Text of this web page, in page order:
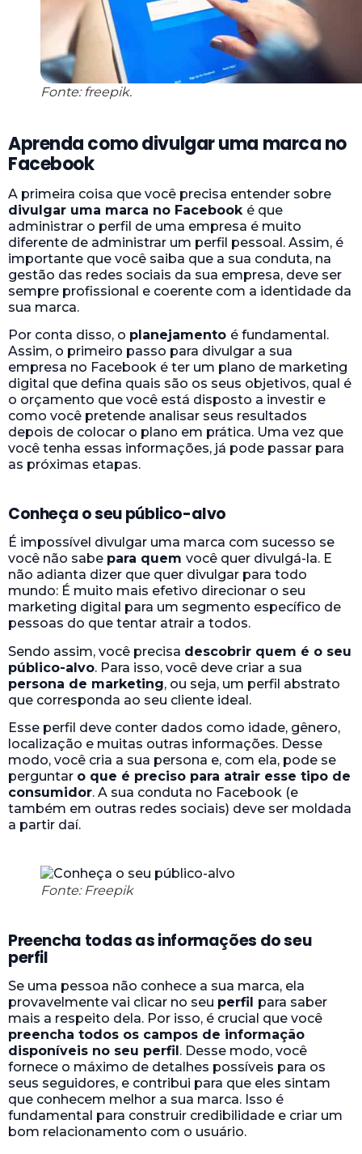
Fonte: freepik.
Aprenda como divulgar uma marca no
Facebook
A primeira coisa que você precisa entender sobre
divulgar uma marca no Facebook é que
administrar o perfil de uma empresa é muito
diferente de administrar um perfil pessoal. Assim, é
importante que você saiba que a sua conduta, na
gestão das redes sociais da sua empresa, deve ser
sempre profissional e coerente com a identidade da
sua marca.
Por conta disso, o planejamento é fundamental.
Assim, o primeiro passo para divulgar a sua
empresa no Facebook é ter um plano de marketing
digital que defina quais são os seus objetivos, qual é
o orçamento que você está disposto a investir e
como você pretende analisar seus resultados
depois de colocar o plano em prática. Uma vez que
você tenha essas informações, já pode passar para
as próximas etapas.
Conheça o seu público-alvo
É impossível divulgar uma marca com sucesso se
você não sabe para quem você quer divulgá-la. E
não adianta dizer que quer divulgar para todo
mundo: É muito mais efetivo direcionar o seu
marketing digital para um segmento específico de
pessoas do que tentar atrair a todos.
Sendo assim, você precisa descobrir quem é o seu
público-alvo. Para isso, você deve criar a sua
persona de marketing, ou seja, um perfil abstrato
que corresponda ao seu cliente ideal.
Esse perfil deve conter dados como idade, gênero,
localização e muitas outras informações. Desse
modo, você cria a sua persona e, com ela, pode se
perguntar o que é preciso para atrair esse tipo de
consumidor. A sua conduta no Facebook (e
também em outras redes sociais) deve ser moldada
a partir daí.
Fonte: Freepik
Preencha todas as informações do seu
perfil
Se uma pessoa não conhece a sua marca, ela
provavelmente vai clicar no seu perfil para saber
mais a respeito dela. Por isso, é crucial que você
preencha todos os campos de informação
disponíveis no seu perfil. Desse modo, você
fornece o máximo de detalhes possíveis para os
seus seguidores, e contribui para que eles sintam
que conhecem melhor a sua marca. Isso é
fundamental para construir credibilidade e criar um
bom relacionamento com o usuário.